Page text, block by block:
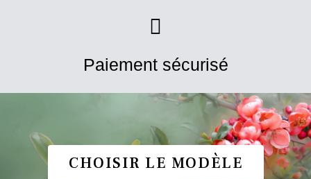
Paiement sécurisé
CHOISIR LE MODÈLE